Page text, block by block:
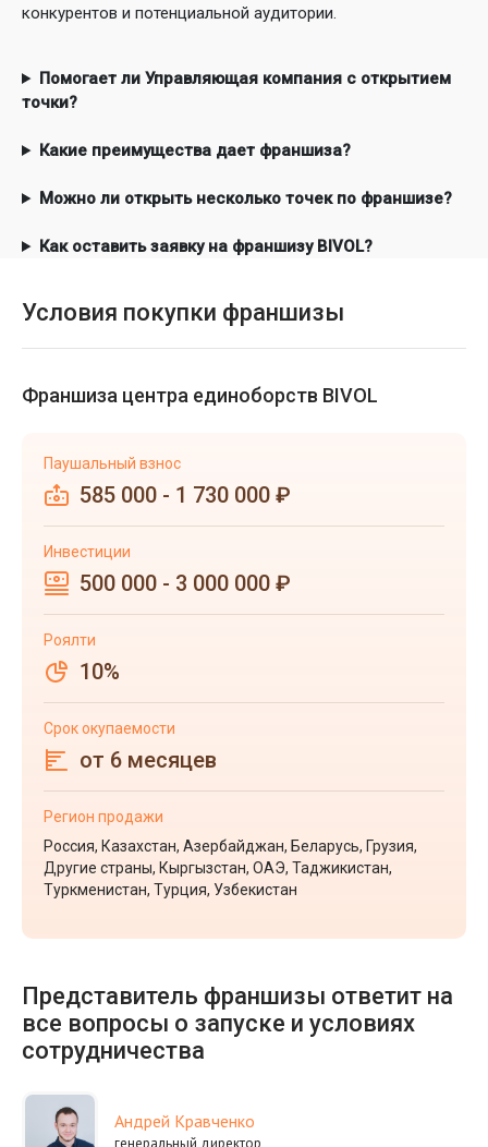
конкурентов и потенциальной аудитории.
Помогает ли Управляющая компания с открытием
точки?
Какие преимущества дает франшиза?
Можно ли открыть несколько точек по франшизе?
Как оставить заявку на франшизу BIVOL?
Условия покупки франшизы
Франшиза центра единоборств BIVOL
Паушальный взнос
585 000 - 1 730 000 ₽
Инвестиции
500 000 - 3 000 000 ₽
Роялти
10%
Срок окупаемости
от 6 месяцев
Регион продажи
Россия, Казахстан, Азербайджан, Беларусь, Грузия,
Другие страны, Кыргызстан, ОАЭ, Таджикистан,
Туркменистан, Турция, Узбекистан
Представитель франшизы ответит на
все вопросы о запуске и условиях
сотрудничества
Андрей Кравченко
генеральный директор